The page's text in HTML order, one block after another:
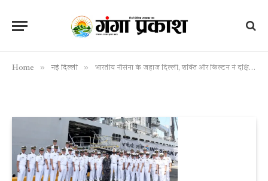
Home » नई दिल्ली » भारतीय नौसेना के जहाज दिल्ली, शक्ति और किल्टन ने दक्षिण चीन सागर में पूर्वी बेड़े की परिचालन तैनाती के तहत मनीला, फिलीपींस की अपनी यात्रा पूरी की